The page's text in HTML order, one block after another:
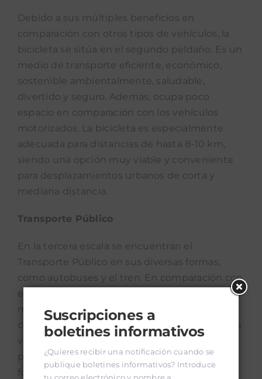
Debido a sus múltiples beneficios en
comparación con otros tipos de vehículos, la
bicicleta se sitúa en el segundo peldaño. Es un
medio de transporte eficiente, económico,
sostenible ambientalmente, saludable,
divertido y seguro. Además, ocupa poco
espacio en comparación con los vehículos
motorizados. La bicicleta es especialmente
adecuada para distancias de hasta 8-10 km,
siendo una opción muy viable y conveniente
para desplazamientos urbanos de corta y
mediana distancia.
Transporte Público
En la tercera escala se encuentran el
Transporte Público en sus diversas formas,
como autobuses y el tren. En comparación con
el uso del automóvil, el transporte público es
más eficiente, reduce las emisiones
contaminantes, requiere menos espacio en las
vías públicas y es económicamente mejorado
para las personas usuarias. Es importante
fomentar la intermodalidad entre diferentes
Suscripciones a
boletines informativos
¿Quieres recibir una notificación cuando se
publique boletines informativos? Introduce